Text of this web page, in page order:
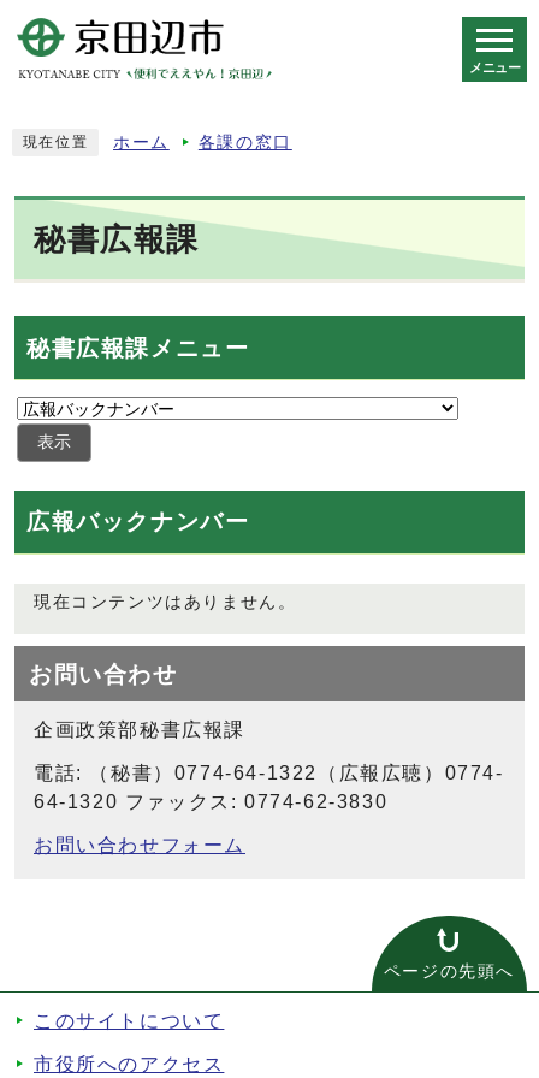
メニュー
現在位置 ホーム 各課の窓口
秘書広報課
秘書広報課メニュー
表示
広報バックナンバー
現在コンテンツはありません。
お問い合わせ
企画政策部秘書広報課
電話: （秘書）0774-64-1322（広報広聴）0774-
64-1320 ファックス: 0774-62-3830
お問い合わせフォーム
ページの先頭へ
このサイトについて
市役所へのアクセス